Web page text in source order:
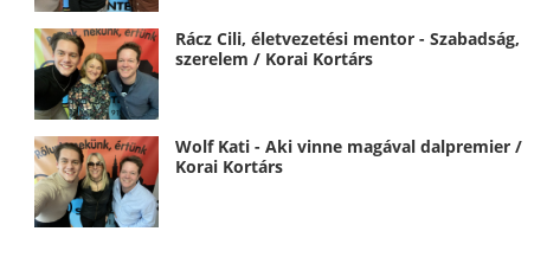
Rácz Cili, életvezetési mentor - Szabadság,
szerelem / Korai Kortárs
Wolf Kati - Aki vinne magával dalpremier /
Korai Kortárs